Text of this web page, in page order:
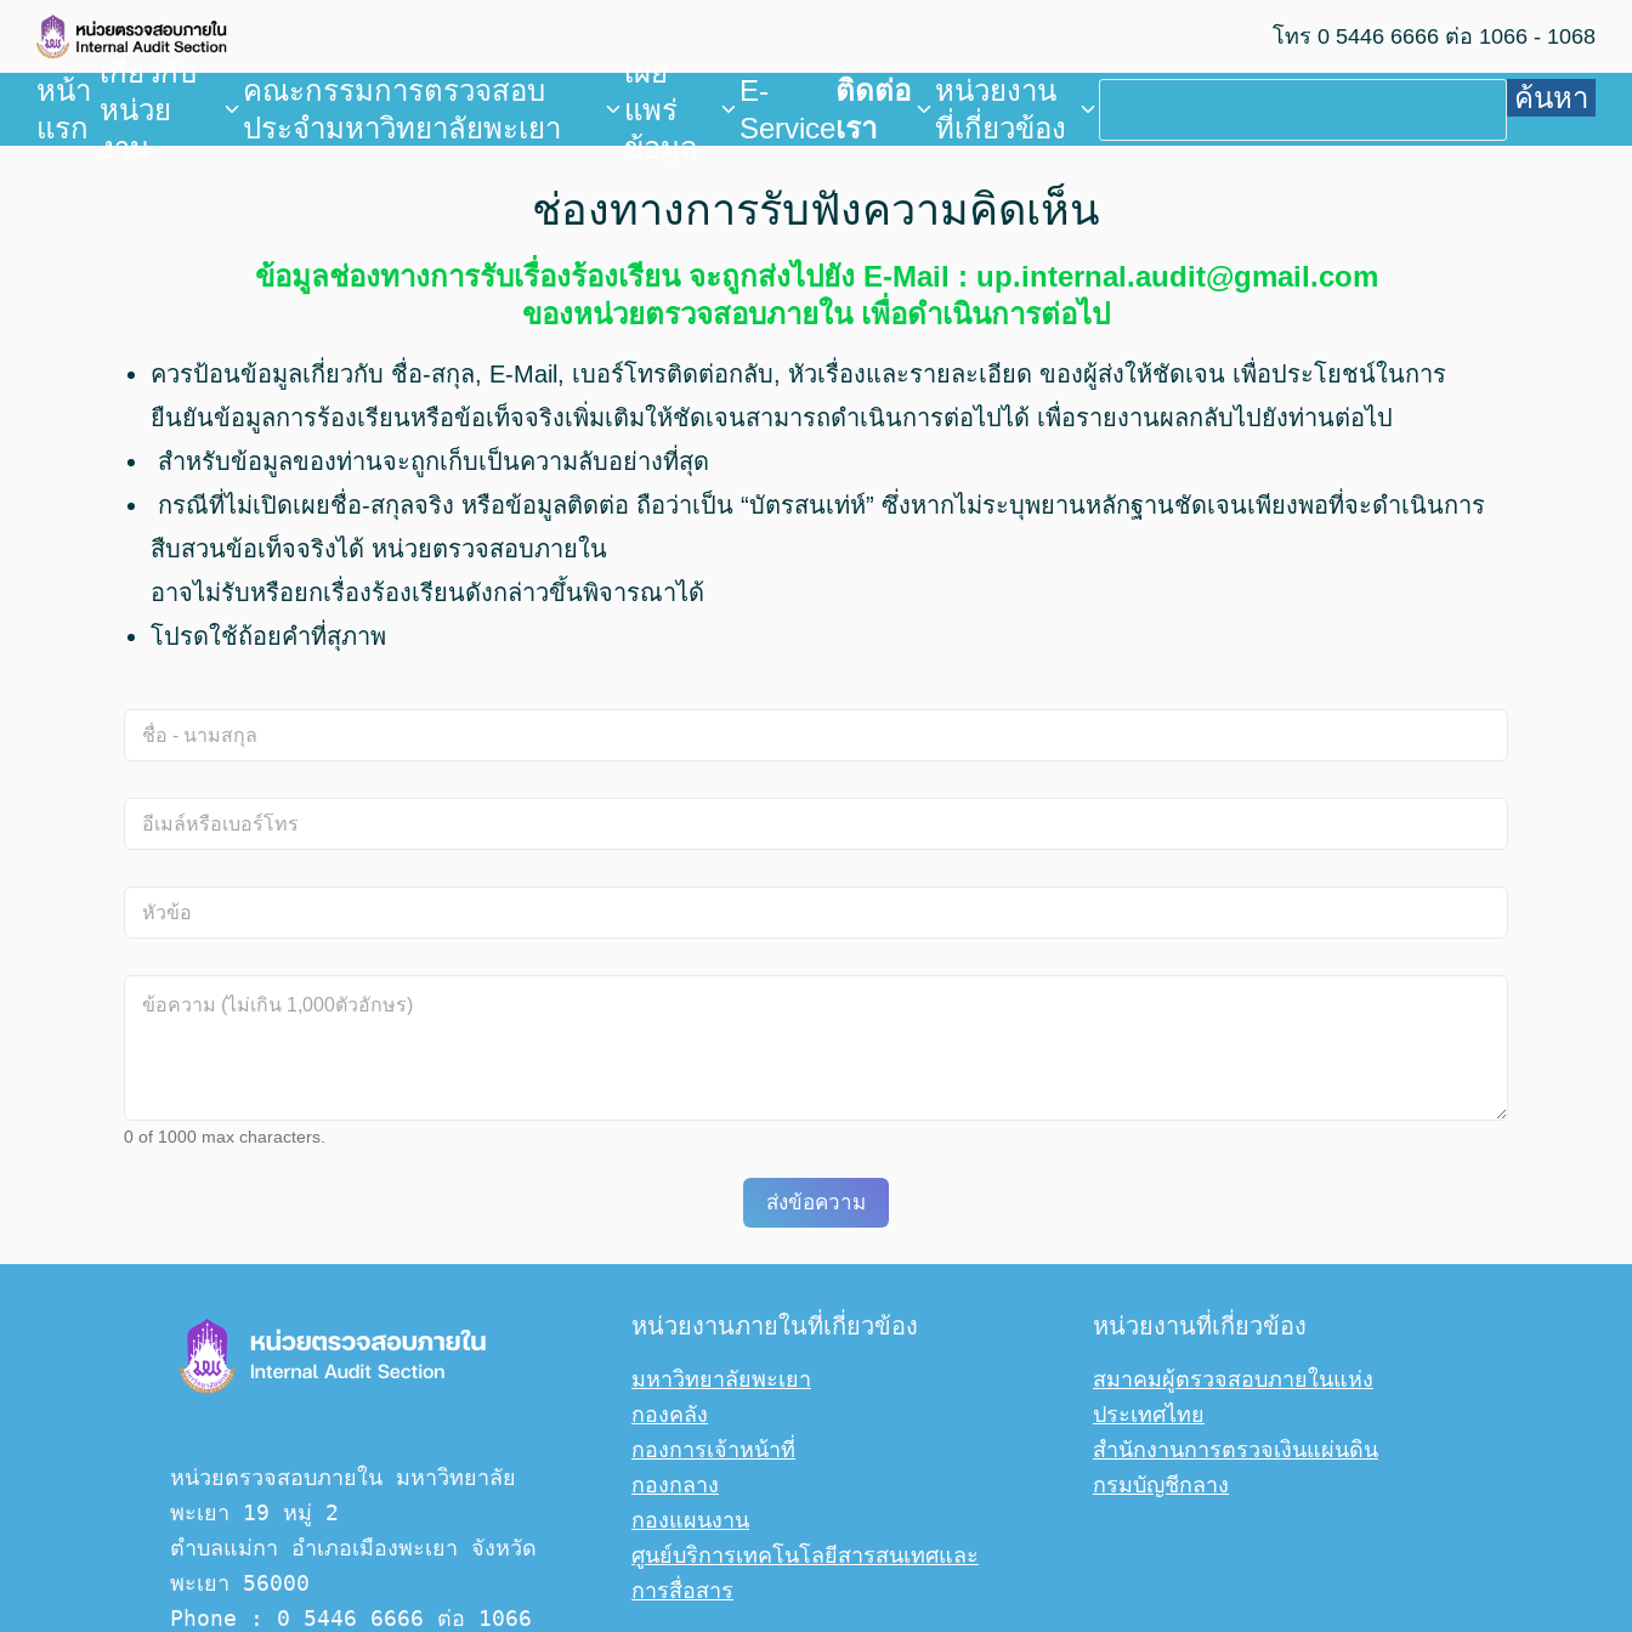
โทร 0 5446 6666 ต่อ 1066 - 1068
หน้า
แรก
เกี่ยวกับ
หน่วย
งาน
คณะกรรมการตรวจสอบ
ประจำมหาวิทยาลัยพะเยา
เผย
แพร่
ข้อมูล
E-
Service
ติดต่อ
เรา
หน่วยงาน
ที่เกี่ยวข้อง
ค้นหา
ช่องทางการรับฟังความคิดเห็น
ข้อมูลช่องทางการรับเรื่องร้องเรียน จะถูกส่งไปยัง E-Mail : up.internal.audit@gmail.com
ของหน่วยตรวจสอบภายใน เพื่อดำเนินการต่อไป
ควรป้อนข้อมูลเกี่ยวกับ ชื่อ-สกุล, E-Mail, เบอร์โทรติดต่อกลับ, หัวเรื่องและรายละเอียด ของผู้ส่งให้ชัดเจน เพื่อประโยชน์ในการ
ยืนยันข้อมูลการร้องเรียนหรือข้อเท็จจริงเพิ่มเติมให้ชัดเจนสามารถดำเนินการต่อไปได้ เพื่อรายงานผลกลับไปยังท่านต่อไป
สำหรับข้อมูลของท่านจะถูกเก็บเป็นความลับอย่างที่สุด
กรณีที่ไม่เปิดเผยชื่อ-สกุลจริง หรือข้อมูลติดต่อ ถือว่าเป็น “บัตรสนเท่ห์” ซึ่งหากไม่ระบุพยานหลักฐานชัดเจนเพียงพอที่จะดำเนินการ
สืบสวนข้อเท็จจริงได้ หน่วยตรวจสอบภายใน
อาจไม่รับหรือยกเรื่องร้องเรียนดังกล่าวขึ้นพิจารณาได้
โปรดใช้ถ้อยคำที่สุภาพ
0 of 1000 max characters.
ส่งข้อความ
หน่วยตรวจสอบภายใน มหาวิทยาลัย
พะเยา 19 หมู่ 2
ตำบลแม่กา อำเภอเมืองพะเยา จังหวัด
พะเยา 56000
Phone : 0 5446 6666 ต่อ 1066
หน่วยงานภายในที่เกี่ยวข้อง
มหาวิทยาลัยพะเยา
กองคลัง
กองการเจ้าหน้าที่
กองกลาง
กองแผนงาน
ศูนย์บริการเทคโนโลยีสารสนเทศและ
การสื่อสาร
หน่วยงานที่เกี่ยวข้อง
สมาคมผู้ตรวจสอบภายในแห่ง
ประเทศไทย
สำนักงานการตรวจเงินแผ่นดิน
กรมบัญชีกลาง